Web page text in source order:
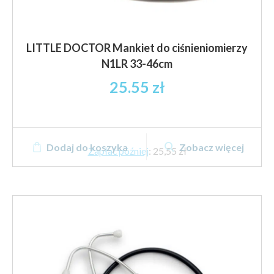
LITTLE DOCTOR Mankiet do ciśnieniomierzy
N1LR 33-46cm
25.55 zł
Zapłać później: 25,55 zł
Dodaj do koszyka Zobacz więcej